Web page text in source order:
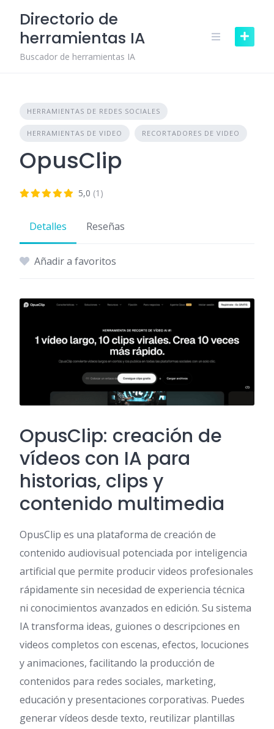
content
Directorio de
herramientas IA
Buscador de herramientas IA
HERRAMIENTAS DE REDES SOCIALES
HERRAMIENTAS DE VIDEO RECORTADORES DE VIDEO
OpusClip
5,0 (1)
Detalles Reseñas
Añadir a favoritos
OpusClip: creación de
vídeos con IA para
historias, clips y
contenido multimedia
OpusClip es una plataforma de creación de
contenido audiovisual potenciada por inteligencia
artificial que permite producir videos profesionales
rápidamente sin necesidad de experiencia técnica
ni conocimientos avanzados en edición. Su sistema
IA transforma ideas, guiones o descripciones en
videos completos con escenas, efectos, locuciones
y animaciones, facilitando la producción de
contenidos para redes sociales, marketing,
educación y presentaciones corporativas. Puedes
generar vídeos desde texto, reutilizar plantillas